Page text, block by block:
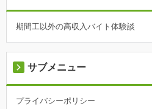
期間工以外の高収入バイト体験談
サブメニュー
プライバシーポリシー